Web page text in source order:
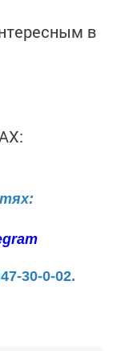
в
30-0-02.